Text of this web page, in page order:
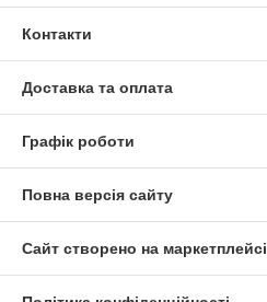
Контакти
Доставка та оплата
Графік роботи
Повна версія сайту
Сайт створено на маркетплейсі